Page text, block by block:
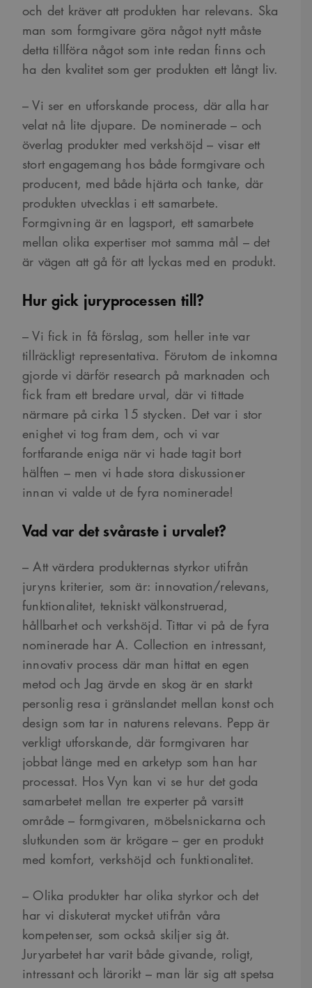
och det kräver att produkten har relevans. Ska
man som formgivare göra något nytt måste
detta tillföra något som inte redan finns och
ha den kvalitet som ger produkten ett långt liv.
– Vi ser en utforskande process, där alla har
velat nå lite djupare. De nominerade – och
överlag produkter med verkshöjd – visar ett
stort engagemang hos både formgivare och
producent, med både hjärta och tanke, där
produkten utvecklas i ett samarbete.
Formgivning är en lagsport, ett samarbete
mellan olika expertiser mot samma mål – det
är vägen att gå för att lyckas med en produkt.
Hur gick juryprocessen till?
– Vi fick in få förslag, som heller inte var
tillräckligt representativa. Förutom de inkomna
gjorde vi därför research på marknaden och
fick fram ett bredare urval, där vi tittade
närmare på cirka 15 stycken. Det var i stor
enighet vi tog fram dem, och vi var
fortfarande eniga när vi hade tagit bort
hälften – men vi hade stora diskussioner
innan vi valde ut de fyra nominerade!
Vad var det svåraste i urvalet?
– Att värdera produkternas styrkor utifrån
juryns kriterier, som är: innovation/relevans,
funktionalitet, tekniskt välkonstruerad,
hållbarhet och verkshöjd. Tittar vi på de fyra
nominerade har A. Collection en intressant,
innovativ process där man hittat en egen
metod och Jag ärvde en skog är en starkt
personlig resa i gränslandet mellan konst och
design som tar in naturens relevans. Pepp är
verkligt utforskande, där formgivaren har
jobbat länge med en arketyp som han har
processat. Hos Vyn kan vi se hur det goda
samarbetet mellan tre experter på varsitt
område – formgivaren, möbelsnickarna och
slutkunden som är krögare – ger en produkt
med komfort, verkshöjd och funktionalitet.
– Olika produkter har olika styrkor och det
har vi diskuterat mycket utifrån våra
kompetenser, som också skiljer sig åt.
Juryarbetet har varit både givande, roligt,
intressant och lärorikt – man lär sig att spetsa